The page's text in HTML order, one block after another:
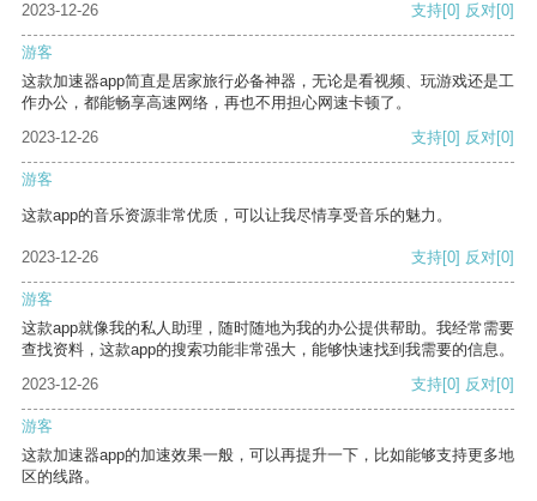
2023-12-26 支持[0] 反对[0]
游客
这款加速器app简直是居家旅行必备神器，无论是看视频、玩游戏还是工
作办公，都能畅享高速网络，再也不用担心网速卡顿了。
2023-12-26
支持[0] 反对[0]
游客
这款app的音乐资源非常优质，可以让我尽情享受音乐的魅力。
2023-12-26 支持[0] 反对[0]
游客
这款app就像我的私人助理，随时随地为我的办公提供帮助。我经常需要
查找资料，这款app的搜索功能非常强大，能够快速找到我需要的信息。
2023-12-26
支持[0] 反对[0]
游客
这款加速器app的加速效果一般，可以再提升一下，比如能够支持更多地
区的线路。